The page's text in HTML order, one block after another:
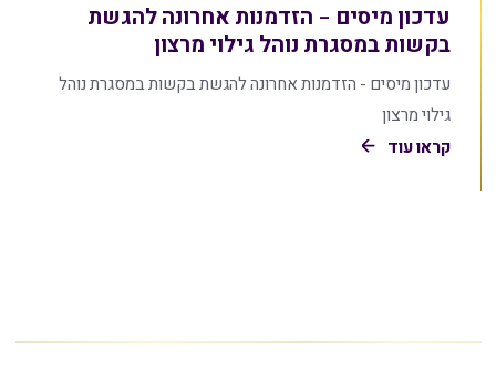
עדכון מיסים – הזדמנות אחרונה להגשת
בקשות במסגרת נוהל גילוי מרצון
עדכון מיסים - הזדמנות אחרונה להגשת בקשות במסגרת נוהל
גילוי מרצון
קראו עוד